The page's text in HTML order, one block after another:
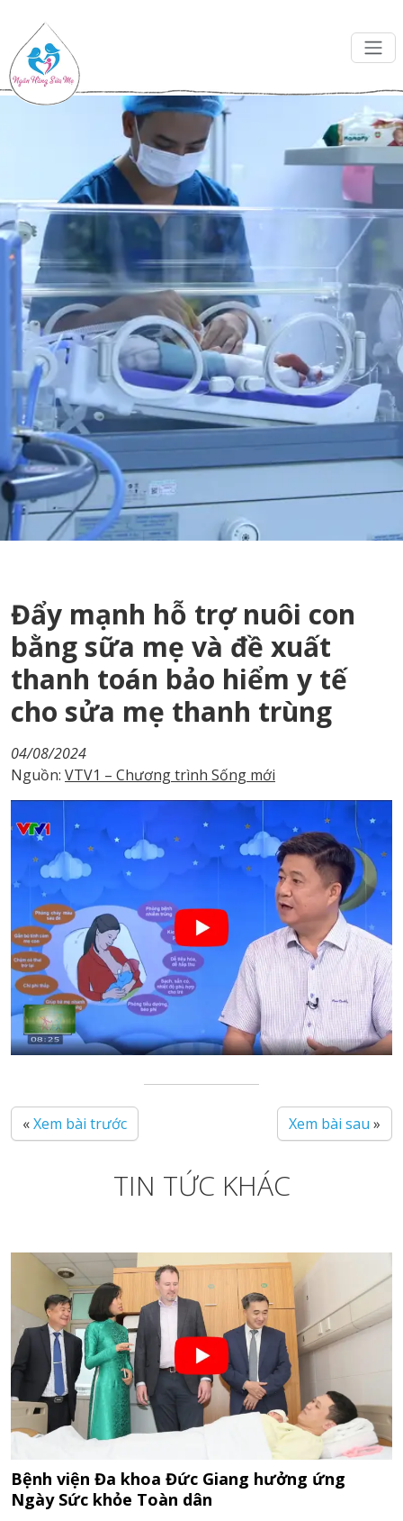
Đẩy mạnh hỗ trợ nuôi con
bằng sữa mẹ và đề xuất
thanh toán bảo hiểm y tế
cho sửa mẹ thanh trùng
04/08/2024
Nguồn: VTV1 – Chương trình Sống mới
Xem bài sau »
«Xem bài trước
TIN TỨC KHÁC
Bệnh viện Đa khoa Đức Giang hưởng ứng
Ngày Sức khỏe Toàn dân